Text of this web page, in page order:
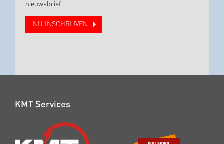
nieuwsbrief.
NU INSCHRIJVEN
KMT Services